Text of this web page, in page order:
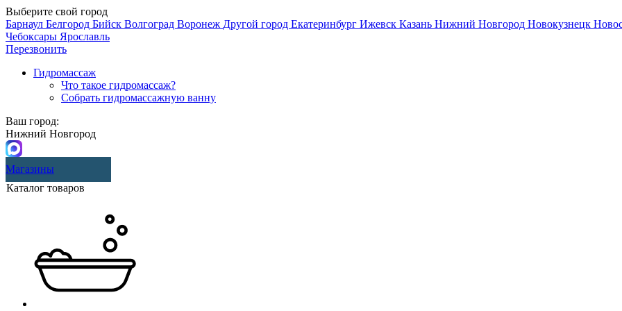
Выберите свой город
Барнаул Белгород Бийск Волгоград Воронеж Другой город Екатеринбург Ижевск Казань Нижний Новгород Новокузнецк
Чебоксары Ярославль
Перезвонить
Гидромассаж
Что такое гидромассаж?
Собрать гидромассажную ванну
Ваш город:
Нижний Новгород
Магазины
Каталог товаров